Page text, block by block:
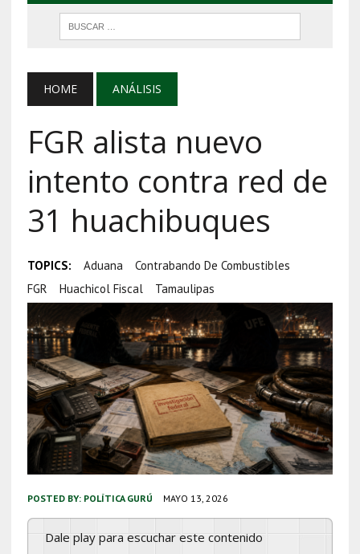
HOME ANÁLISIS
FGR alista nuevo
intento contra red de
31 huachibuques
TOPICS: Aduana
Contrabando De Combustibles
FGR
Huachicol Fiscal Tamaulipas
POSTED BY: POLÍTICA GURÚ MAYO 13, 2026
Dale play para escuchar este contenido